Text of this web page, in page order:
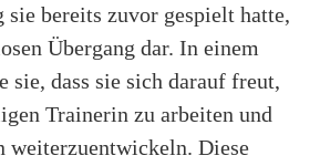
sie bereits zuvor gespielt hatte,
Übergang dar. In einem
sie, dass sie sich darauf freut,
Trainerin zu arbeiten und
weiterzuentwickeln. Diese